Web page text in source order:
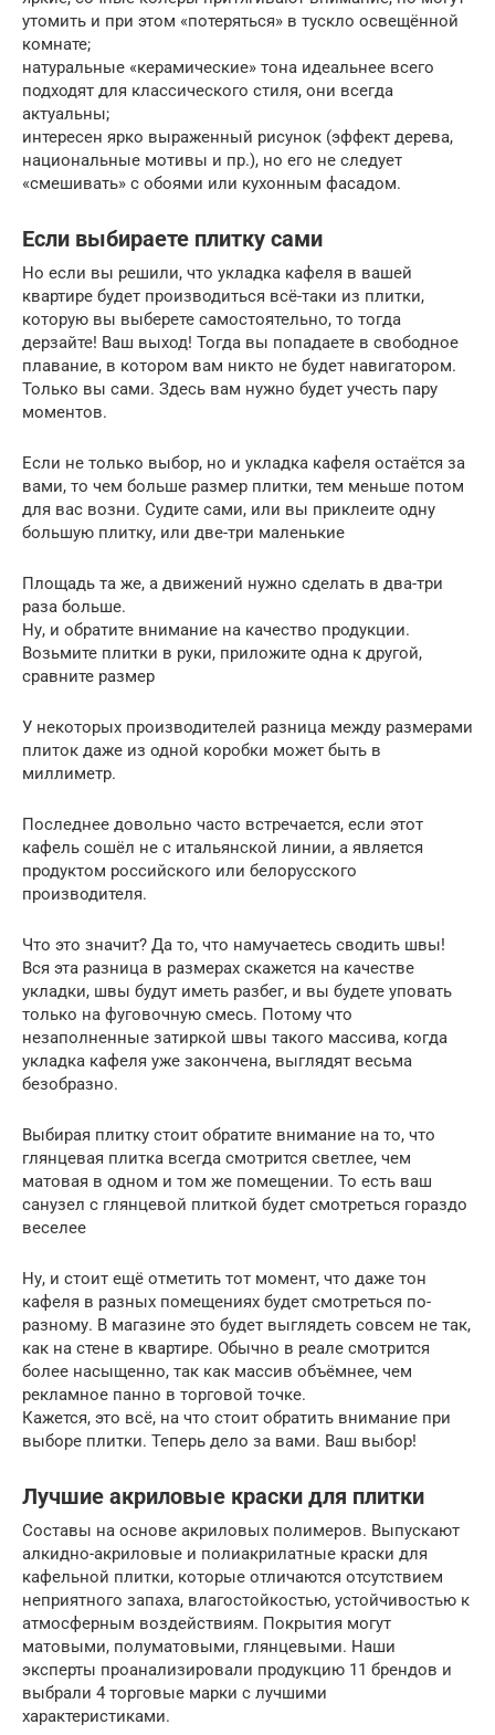
утомить и при этом «потеряться» в тускло освещённой
комнате;
натуральные «керамические» тона идеальнее всего
подходят для классического стиля, они всегда
актуальны;
интересен ярко выраженный рисунок (эффект дерева,
национальные мотивы и пр.), но его не следует
«смешивать» с обоями или кухонным фасадом.
Если выбираете плитку сами
Но если вы решили, что укладка кафеля в вашей
квартире будет производиться всё-таки из плитки,
которую вы выберете самостоятельно, то тогда
дерзайте! Ваш выход! Тогда вы попадаете в свободное
плавание, в котором вам никто не будет навигатором.
Только вы сами. Здесь вам нужно будет учесть пару
моментов.
Если не только выбор, но и укладка кафеля остаётся за
вами, то чем больше размер плитки, тем меньше потом
для вас возни. Судите сами, или вы приклеите одну
большую плитку, или две-три маленькие
Площадь та же, а движений нужно сделать в два-три
раза больше.
Ну, и обратите внимание на качество продукции.
Возьмите плитки в руки, приложите одна к другой,
сравните размер
У некоторых производителей разница между размерами
плиток даже из одной коробки может быть в
миллиметр.
Последнее довольно часто встречается, если этот
кафель сошёл не с итальянской линии, а является
продуктом российского или белорусского
производителя.
Что это значит? Да то, что намучаетесь сводить швы!
Вся эта разница в размерах скажется на качестве
укладки, швы будут иметь разбег, и вы будете уповать
только на фуговочную смесь. Потому что
незаполненные затиркой швы такого массива, когда
укладка кафеля уже закончена, выглядят весьма
безобразно.
Выбирая плитку стоит обратите внимание на то, что
глянцевая плитка всегда смотрится светлее, чем
матовая в одном и том же помещении. То есть ваш
санузел с глянцевой плиткой будет смотреться гораздо
веселее
Ну, и стоит ещё отметить тот момент, что даже тон
кафеля в разных помещениях будет смотреться по-
разному. В магазине это будет выглядеть совсем не так,
как на стене в квартире. Обычно в реале смотрится
более насыщенно, так как массив объёмнее, чем
рекламное панно в торговой точке.
Кажется, это всё, на что стоит обратить внимание при
выборе плитки. Теперь дело за вами. Ваш выбор!
Лучшие акриловые краски для плитки
Составы на основе акриловых полимеров. Выпускают
алкидно-акриловые и полиакрилатные краски для
кафельной плитки, которые отличаются отсутствием
неприятного запаха, влагостойкостью, устойчивостью к
атмосферным воздействиям. Покрытия могут
матовыми, полуматовыми, глянцевыми. Наши
эксперты проанализировали продукцию 11 брендов и
выбрали 4 торговые марки с лучшими
характеристиками.